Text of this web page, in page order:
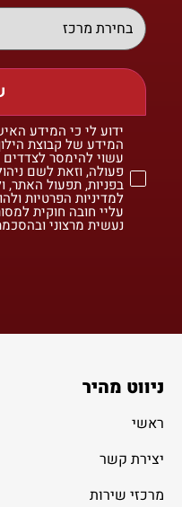
ידוע לי כי המידע
המידע של קבוצת
עשוי להימסר
פעולה, וזאת לשם
בפניות, תפעול האתר,
למדיניות הפרטיות
עליי חובה חוקית
נעשית מרצוני
ניווט מהיר
ראשי
יצירת קשר
מרכזי שירות